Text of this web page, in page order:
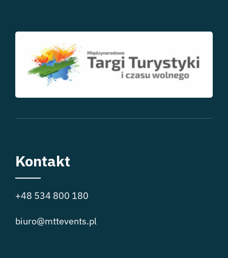
Kontakt
+48 534 800 180
biuro@mttevents.pl